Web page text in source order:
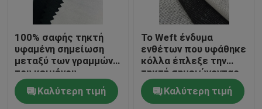
100% σαφής τηκτή
υφαμένη σημείωση
μεταξύ των γραμμών
του κειμένου
πολυεστέρα για το
εσώρουχο γυναικών
Καλύτερη τιμή
Το Weft ένδυμα
ενθέτων που υφάθηκε
κόλλα έπλεξε την
τηκτή σημειώνοντας
μεταξύ των γραμμών
του κειμένου
Καλύτερη τιμή